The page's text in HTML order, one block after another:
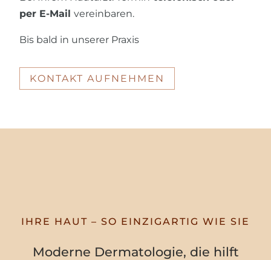
per E-Mail vereinbaren.
Bis bald in unserer Praxis
KONTAKT AUFNEHMEN
IHRE HAUT – SO EINZIGARTIG WIE SIE
Moderne Dermatologie, die hilft